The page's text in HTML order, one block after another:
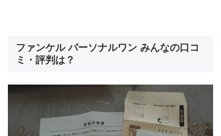
ファンケル パーソナルワン みんなの口コ
ミ・評判は？